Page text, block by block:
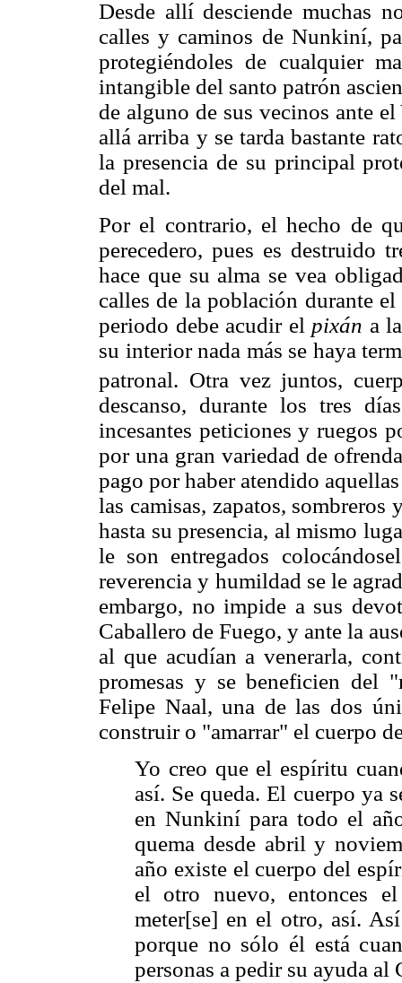
Desde allí desciende muchas
calles y caminos de Nunkiní,
protegiéndoles de cualquier
intangible del santo patrón
de alguno de sus vecinos ante
allá arriba y se tarda bastante
la presencia de su principal
del mal.
Por el contrario, el hecho de
perecedero, pues es destruido
hace que su alma se vea
calles de la población durante
periodo debe acudir el pixán a
su interior nada más se haya
patronal. Otra vez juntos,
descanso, durante los tres
incesantes peticiones y ruegos
por una gran variedad de
pago por haber atendido
las camisas, zapatos,
hasta su presencia, al mismo
le son entregados
reverencia y humildad se le
embargo, no impide a sus
Caballero de Fuego, y ante la
al que acudían a venerarla,
promesas y se beneficien del
Felipe Naal, una de las dos
construir o "amarrar" el cuerpo
Yo creo que el espíritu
así. Se queda. El cuerpo ya
en Nunkiní para todo el
quema desde abril y
año existe el cuerpo del
el otro nuevo, entonces
meter[se] en el otro, así.
porque no sólo él está
personas a pedir su ayuda al